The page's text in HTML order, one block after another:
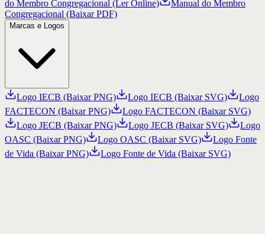
do Membro Congregacional (Ler Online)
Manual do Membro
Congregacional (Baixar PDF)
Marcas e Logos
Logo IECB (Baixar PNG) Logo IECB (Baixar SVG)
Logo
FACTECON (Baixar PNG)
Logo FACTECON (Baixar SVG)
Logo JECB (Baixar PNG)
Logo JECB (Baixar SVG)
Logo
OASC (Baixar PNG)
Logo OASC (Baixar SVG)
Logo Fonte
de Vida (Baixar PNG)
Logo Fonte de Vida (Baixar SVG)